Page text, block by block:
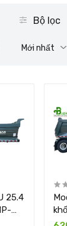
Bộ lọc
Mới nhất
25.4